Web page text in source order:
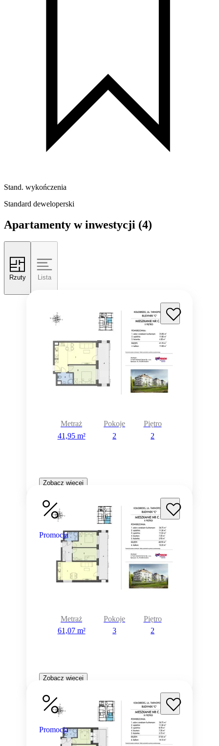
Stand. wykończenia
Standard deweloperski
Apartamenty w inwestycji (4)
Rzuty Lista
Metraż
41,95 m²
Pokoje
2
Piętro
2
Zobacz więcej
Promocja
Metraż
61,07 m²
Pokoje
3
Piętro
2
Zobacz więcej
Promocja